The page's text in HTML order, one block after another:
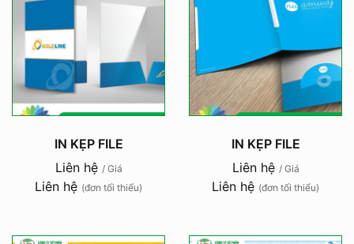
IN KẸP FILE
Liên hệ / Giá
Liên hệ (đơn tối thiểu)
IN KẸP FILE
Liên hệ / Giá
Liên hệ (đơn tối thiểu)